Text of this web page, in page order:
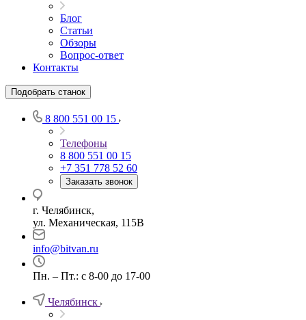
Блог
Статьи
Обзоры
Вопрос-ответ
Контакты
Подобрать станок
8 800 551 00 15
Телефоны
8 800 551 00 15
+7 351 778 52 60
Заказать звонок
г. Челябинск,
ул. Механическая, 115В
info@bitvan.ru
Пн. – Пт.: с 8-00 до 17-00
Челябинск